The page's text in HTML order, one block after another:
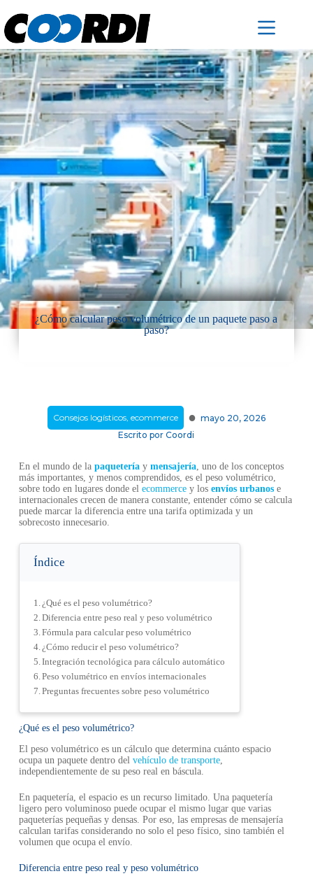
¿Cómo calcular peso volumétrico de un paquete paso a
paso?
Consejos logísticos, ecommerce · mayo 20, 2026
Escrito por Coordi
En el mundo de la paqueteríay mensajería, uno de los conceptos
más importantes, y menos comprendidos, es el peso volumétrico,
sobre todo en lugares donde el ecommercey los envíos urbanose
internacionales crecen de manera constante, entender cómo se calcula
puede marcar la diferencia entre una tarifa optimizada y un
sobrecosto innecesario.
Índice
¿Qué es el peso volumétrico?
Diferencia entre peso real y peso volumétrico
Fórmula para calcular peso volumétrico
¿Cómo reducir el peso volumétrico?
Integración tecnológica para cálculo automático
Peso volumétrico en envíos internacionales
Preguntas frecuentes sobre peso volumétrico
¿Qué es el peso volumétrico?
El peso volumétrico es un cálculo que determina cuánto espacio
ocupa un paquete dentro del vehículo de transporte,
independientemente de su peso real en báscula.
En paquetería, el espacio es un recurso limitado. Una paquetería
ligero pero voluminoso puede ocupar el mismo lugar que varias
paqueterías pequeñas y densas. Por eso, las empresas de mensajería
calculan tarifas considerando no solo el peso físico, sino también el
volumen que ocupa el envío.
Diferencia entre peso real y peso volumétrico